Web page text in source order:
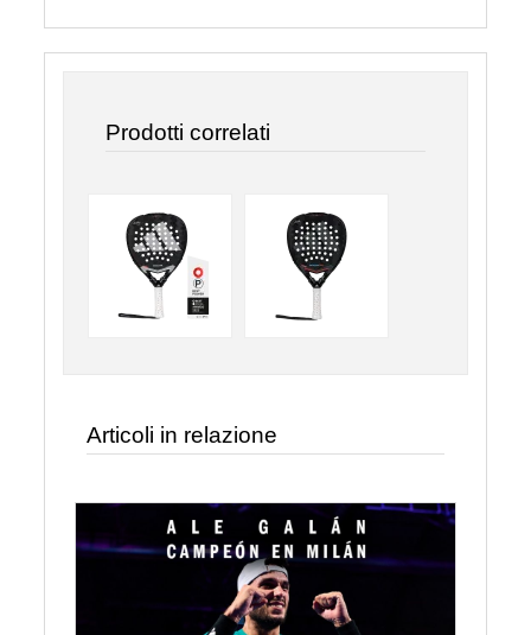
Prodotti correlati
Articoli in relazione